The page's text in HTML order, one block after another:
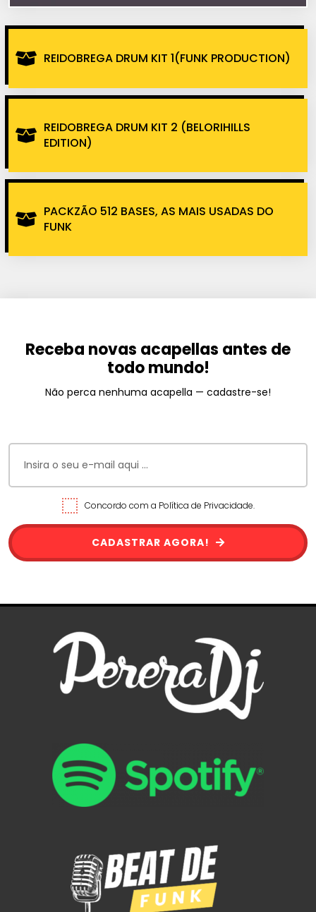
REIDOBREGA DRUM KIT 1(FUNK PRODUCTION)
REIDOBREGA DRUM KIT 2 (BELORIHILLS
EDITION)
PACKZÃO 512 BASES, AS MAIS USADAS DO
FUNK
Receba novas acapellas antes de
todo mundo!
Não perca nenhuma acapella — cadastre-se!
Concordo com a Política de Privacidade.
CADASTRAR AGORA!